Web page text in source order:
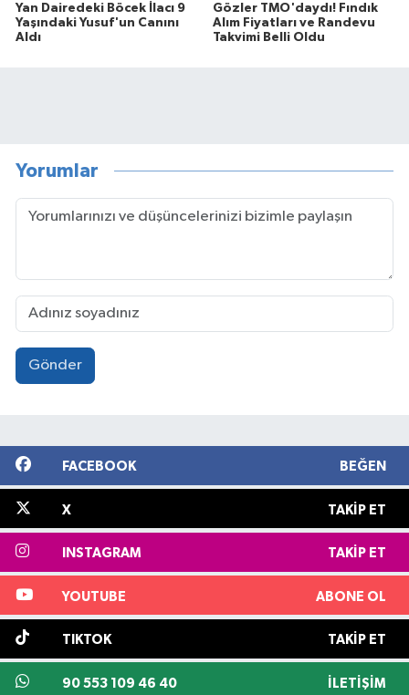
Yan Dairedeki Böcek İlacı 9
Yaşındaki Yusuf'un Canını
Aldı
Gözler TMO'daydı! Fındık
Alım Fiyatları ve Randevu
Takvimi Belli Oldu
Yorumlar
Gönder
FACEBOOK BEĞEN
X TAKIP ET
INSTAGRAM TAKIP ET
YOUTUBE ABONE OL
TIKTOK TAKIP ET
90 553 109 46 40 İLETIŞIM